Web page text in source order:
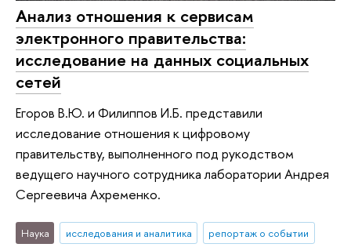
Анализ отношения к сервисам
электронного правительства:
исследование на данных социальных
сетей
Егоров В.Ю. и Филиппов И.Б. представили
исследование отношения к цифровому
правительству, выполненного под рукодством
ведущего научного сотрудника лаборатории Андрея
Сергеевича Ахременко.
Наука исследования и аналитика репортаж о событии